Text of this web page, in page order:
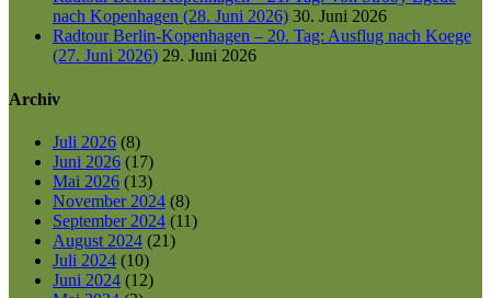
nach Kopenhagen (28. Juni 2026) 30. Juni 2026
Radtour Berlin-Kopenhagen – 20. Tag: Ausflug nach Koege
(27. Juni 2026) 29. Juni 2026
Archiv
Juli 2026 (8)
Juni 2026 (17)
Mai 2026 (13)
November 2024 (8)
September 2024 (11)
August 2024 (21)
Juli 2024 (10)
Juni 2024 (12)